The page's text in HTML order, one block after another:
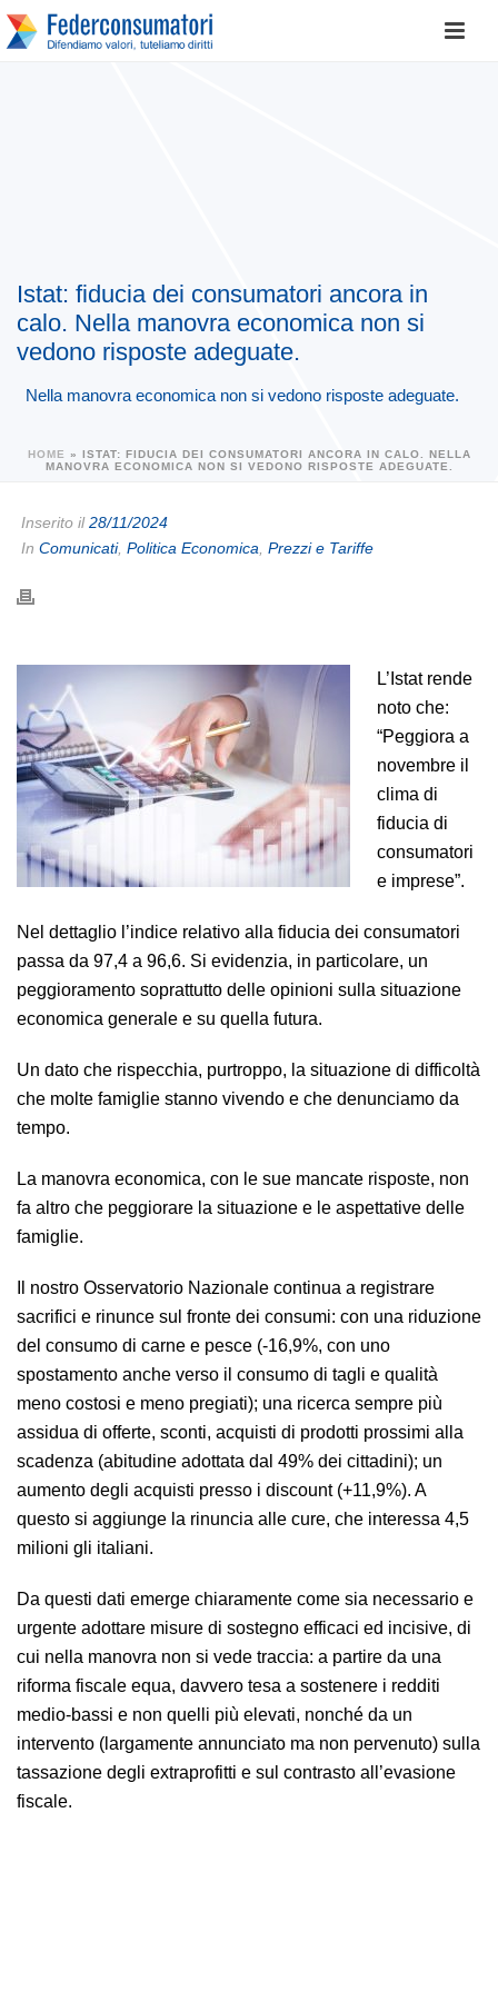
Istat: fiducia dei consumatori ancora in
calo. Nella manovra economica non si
vedono risposte adeguate.
Nella manovra economica non si vedono risposte adeguate.
HOME » ISTAT: FIDUCIA DEI CONSUMATORI ANCORA IN CALO. NELLA
MANOVRA ECONOMICA NON SI VEDONO RISPOSTE ADEGUATE.
Inserito il28/11/2024
In Comunicati, Politica Economica Prezzi e Tariffe
L’Istat rende
noto che:
“Peggiora a
novembre il
clima di
fiducia di
consumatori
e imprese”.
Nel dettaglio l’indice relativo alla fiducia dei consumatori
passa da 97,4 a 96,6. Si evidenzia, in particolare, un
peggioramento soprattutto delle opinioni sulla situazione
economica generale e su quella futura.
Un dato che rispecchia, purtroppo, la situazione di difficoltà
che molte famiglie stanno vivendo e che denunciamo da
tempo.
La manovra economica, con le sue mancate risposte, non
fa altro che peggiorare la situazione e le aspettative delle
famiglie.
Il nostro Osservatorio Nazionale continua a registrare
sacrifici e rinunce sul fronte dei consumi: con una riduzione
del consumo di carne e pesce (-16,9%, con uno
spostamento anche verso il consumo di tagli e qualità
meno costosi e meno pregiati); una ricerca sempre più
assidua di offerte, sconti, acquisti di prodotti prossimi alla
scadenza (abitudine adottata dal 49% dei cittadini); un
aumento degli acquisti presso i discount (+11,9%). A
questo si aggiunge la rinuncia alle cure, che interessa 4,5
milioni gli italiani.
Da questi dati emerge chiaramente come sia necessario e
urgente adottare misure di sostegno efficaci ed incisive, di
cui nella manovra non si vede traccia: a partire da una
riforma fiscale equa, davvero tesa a sostenere i redditi
medio-bassi e non quelli più elevati, nonché da un
intervento (largamente annunciato ma non pervenuto) sulla
tassazione degli extraprofitti e sul contrasto all’evasione
fiscale.